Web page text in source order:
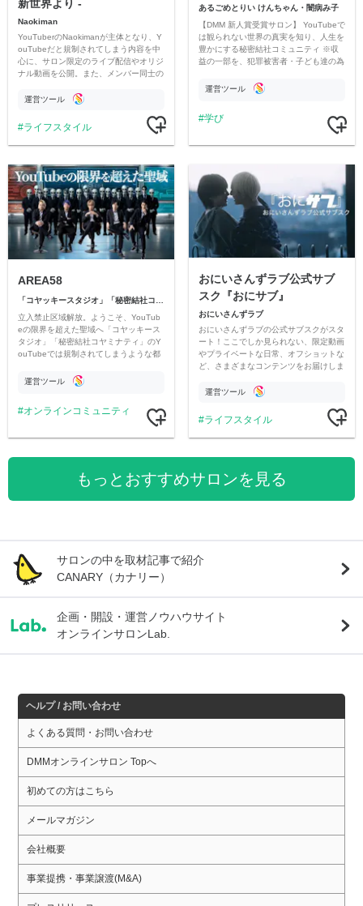
新世界より -
Naokiman
YouTuberのNaokimanが主体となり、Y
ouTubeだと規制されてしまう内容を中
心に、サロン限定のライブ配信やオリジ
ナル動画を公開。また、メンバー同士の
ただいています。
運営ツール
ライフスタイル
あるごめとりい けんちゃん・闇病み子
【DMM 新人賞受賞サロン】 YouTubeで
は観られない世界の真実を知り、人生を
豊かにする秘密結社コミュニティ ※収
益の一部を、犯罪被害者・子ども達の為
す運営ツール
学び
AREA58
立入禁止区域解放。ようこそ、YouTub
eの限界を超えた聖域へ「コヤッキース
タジオ」「秘密結社コヤミナティ」のY
ouTubeでは規制されてしまうような都
公開。
運営ツール
オンラインコミュニティ
おにいさんずラブ公式サブ
スク『おにサブ』
おにいさんずラブ
おにいさんずラブの公式サブスクがスタ
ート！ここでしか見られない、限定動画
やプライベートな日常、オフショットな
ど、さまざまなコンテンツをお届けしま
運営ツール
ライフスタイル
もっとおすすめサロンを見る
サロンの中を取材記事で紹介
CANARY（カナリー）
企画・開設・運営ノウハウサイト
オンラインサロンLab.
ヘルプ / お問い合わせ
よくある質問・お問い合わせ
DMMオンラインサロン Topへ
初めての方はこちら
メールマガジン
会社概要
事業提携・事業譲渡(M&A)